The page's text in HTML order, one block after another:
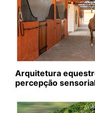
Arquitetura
percepção